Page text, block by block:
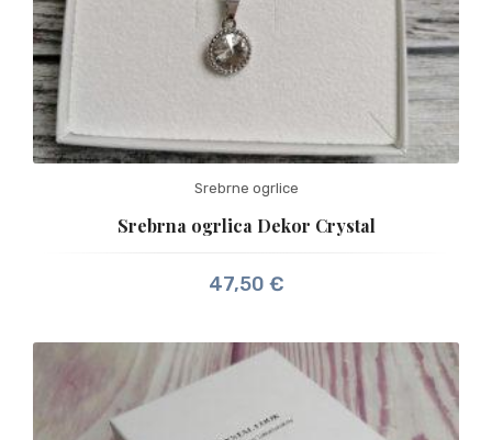
Srebrne ogrlice
Srebrna ogrlica Dekor Crystal
47,50 €